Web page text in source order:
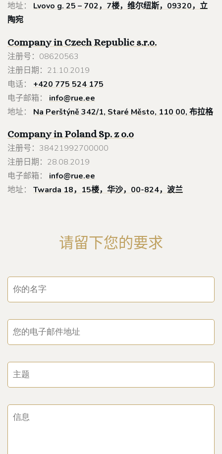
地址： Lvovo g. 25 – 702，7楼，维尔纽斯，09320，立
陶宛
Company in Czech Republic s.r.o.
注册号：08620563
注册日期：21.10.2019
电话： +420 775 524 175
电子邮箱： info@rue.ee
地址： Na Perštýně 342/1, Staré Město, 110 00, 布拉格
Company in PolandSp. z o.o
注册号：38421992700000
注册日期：28.08.2019
电子邮箱： info@rue.ee
地址： Twarda 18，15楼，华沙，00-824，波兰
请留下您的要求